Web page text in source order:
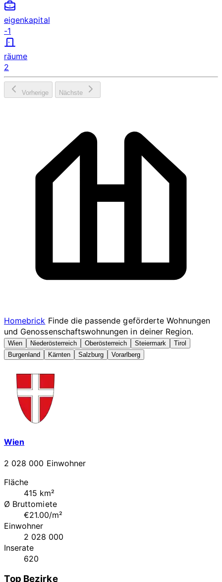
eigenkapital
-1
räume
2
Vorherige Nächste
Homebrick Finde die passende geförderte Wohnungen
und Genossenschaftswohnungen in deiner Region.
Wien Niederösterreich Oberösterreich Steiermark
Tirol
Burgenland
Kärnten Salzburg Vorarlberg
Wien
2 028 000 Einwohner
Fläche
415 km²
Ø Bruttomiete
€21.00/m²
Einwohner
2 028 000
Inserate
620
Top Bezirke